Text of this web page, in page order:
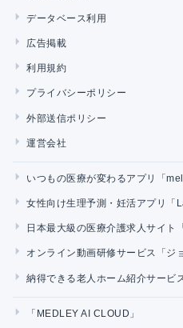
データベース利用
広告掲載
利用規約
プライバシーポリシー
外部送信ポリシー
運営会社
いつもの医療が変わるアプリ「
女性向け生理予測・妊活アプリ「
日本最大級の医療介護求人サイト
オンライン動画研修サービス「ジ
納得できる老人ホーム紹介サービ
「MEDLEY AI CLOUD」